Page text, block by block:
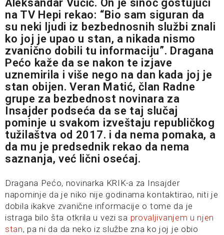
Aleksandar Vučić. On je sinoć gostujući
na TV Hepi rekao: “Bio sam siguran da
su neki ljudi iz bezbednosnih službi znali
ko joj je upao u stan, a nikada nismo
zvanično dobili tu informaciju”. Dragana
Pećo kaže da se nakon te izjave
uznemirila i više nego na dan kada joj je
stan obijen. Veran Matić, član Radne
grupe za bezbednost novinara za
Insajder podseća da se taj slučaj
pominje u svakom izveštaju republičkog
tužilaštva od 2017. i da nema pomaka, a
da mu je predsednik rekao da nema
saznanja, već lični osećaj.
Dragana Pećo, novinarka KRIK-a za Insajder
napominje da je niko nije godinama kontaktirao, niti je
dobila ikakve zvanične informacije o tome da je
istraga bilo šta otkrila u vezi sa provaljivanjem u njen
stan, pa ni da da neko iz službe zna ko joj je obio